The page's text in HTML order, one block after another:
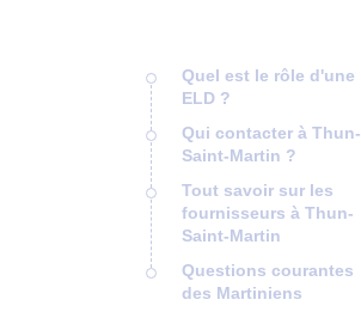
Quel est le rôle d'une
ELD ?
Qui contacter à Thun-
Saint-Martin ?
Tout savoir sur les
fournisseurs à Thun-
Saint-Martin
Questions courantes
des Martiniens